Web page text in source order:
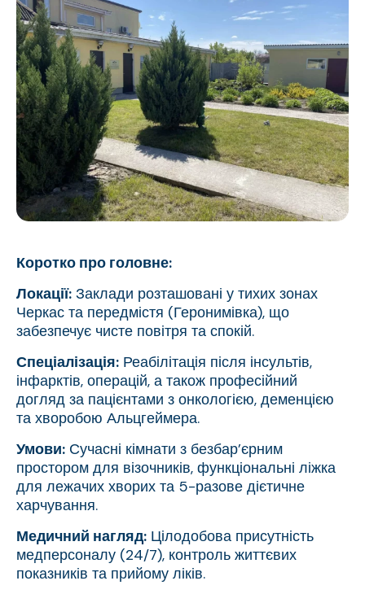
Коротко про головне:
Локації: Заклади розташовані у тихих зонах
Черкас та передмістя (Геронимівка), що
забезпечує чисте повітря та спокій.
Спеціалізація: Реабілітація після інсультів,
інфарктів, операцій, а також професійний
догляд за пацієнтами з онкологією, деменцією
та хворобою Альцгеймера.
Умови: Сучасні кімнати з безбар’єрним
простором для візочників, функціональні ліжка
для лежачих хворих та 5-разове дієтичне
харчування.
Медичний нагляд: Цілодобова присутність
медперсоналу (24/7), контроль життєвих
показників та прийому ліків.